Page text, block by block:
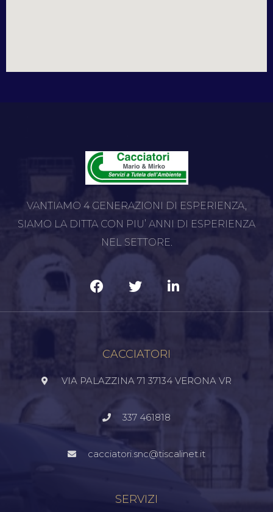
VANTIAMO 4 GENERAZIONI DI ESPERIENZA,
SIAMO LA DITTA CON PIU’ ANNI DI ESPERIENZA
NEL SETTORE.
CACCIATORI
VIA PALAZZINA 71 37134 VERONA VR
337 461818
cacciatori.snc@tiscalinet.it
SERVIZI